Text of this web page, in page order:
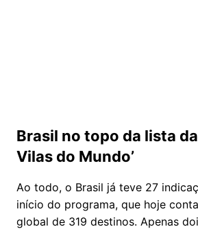
Brasil no topo da lista
Vilas do Mundo’
​Ao todo, o Brasil já teve 27
início do programa, que hoje
global de 319 destinos. Apenas